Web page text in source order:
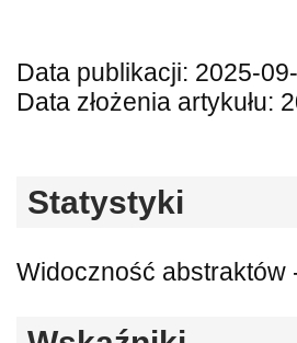
Data publikacji: 2025-
Data złożenia artykułu:
Statystyki
Widoczność abstraktów